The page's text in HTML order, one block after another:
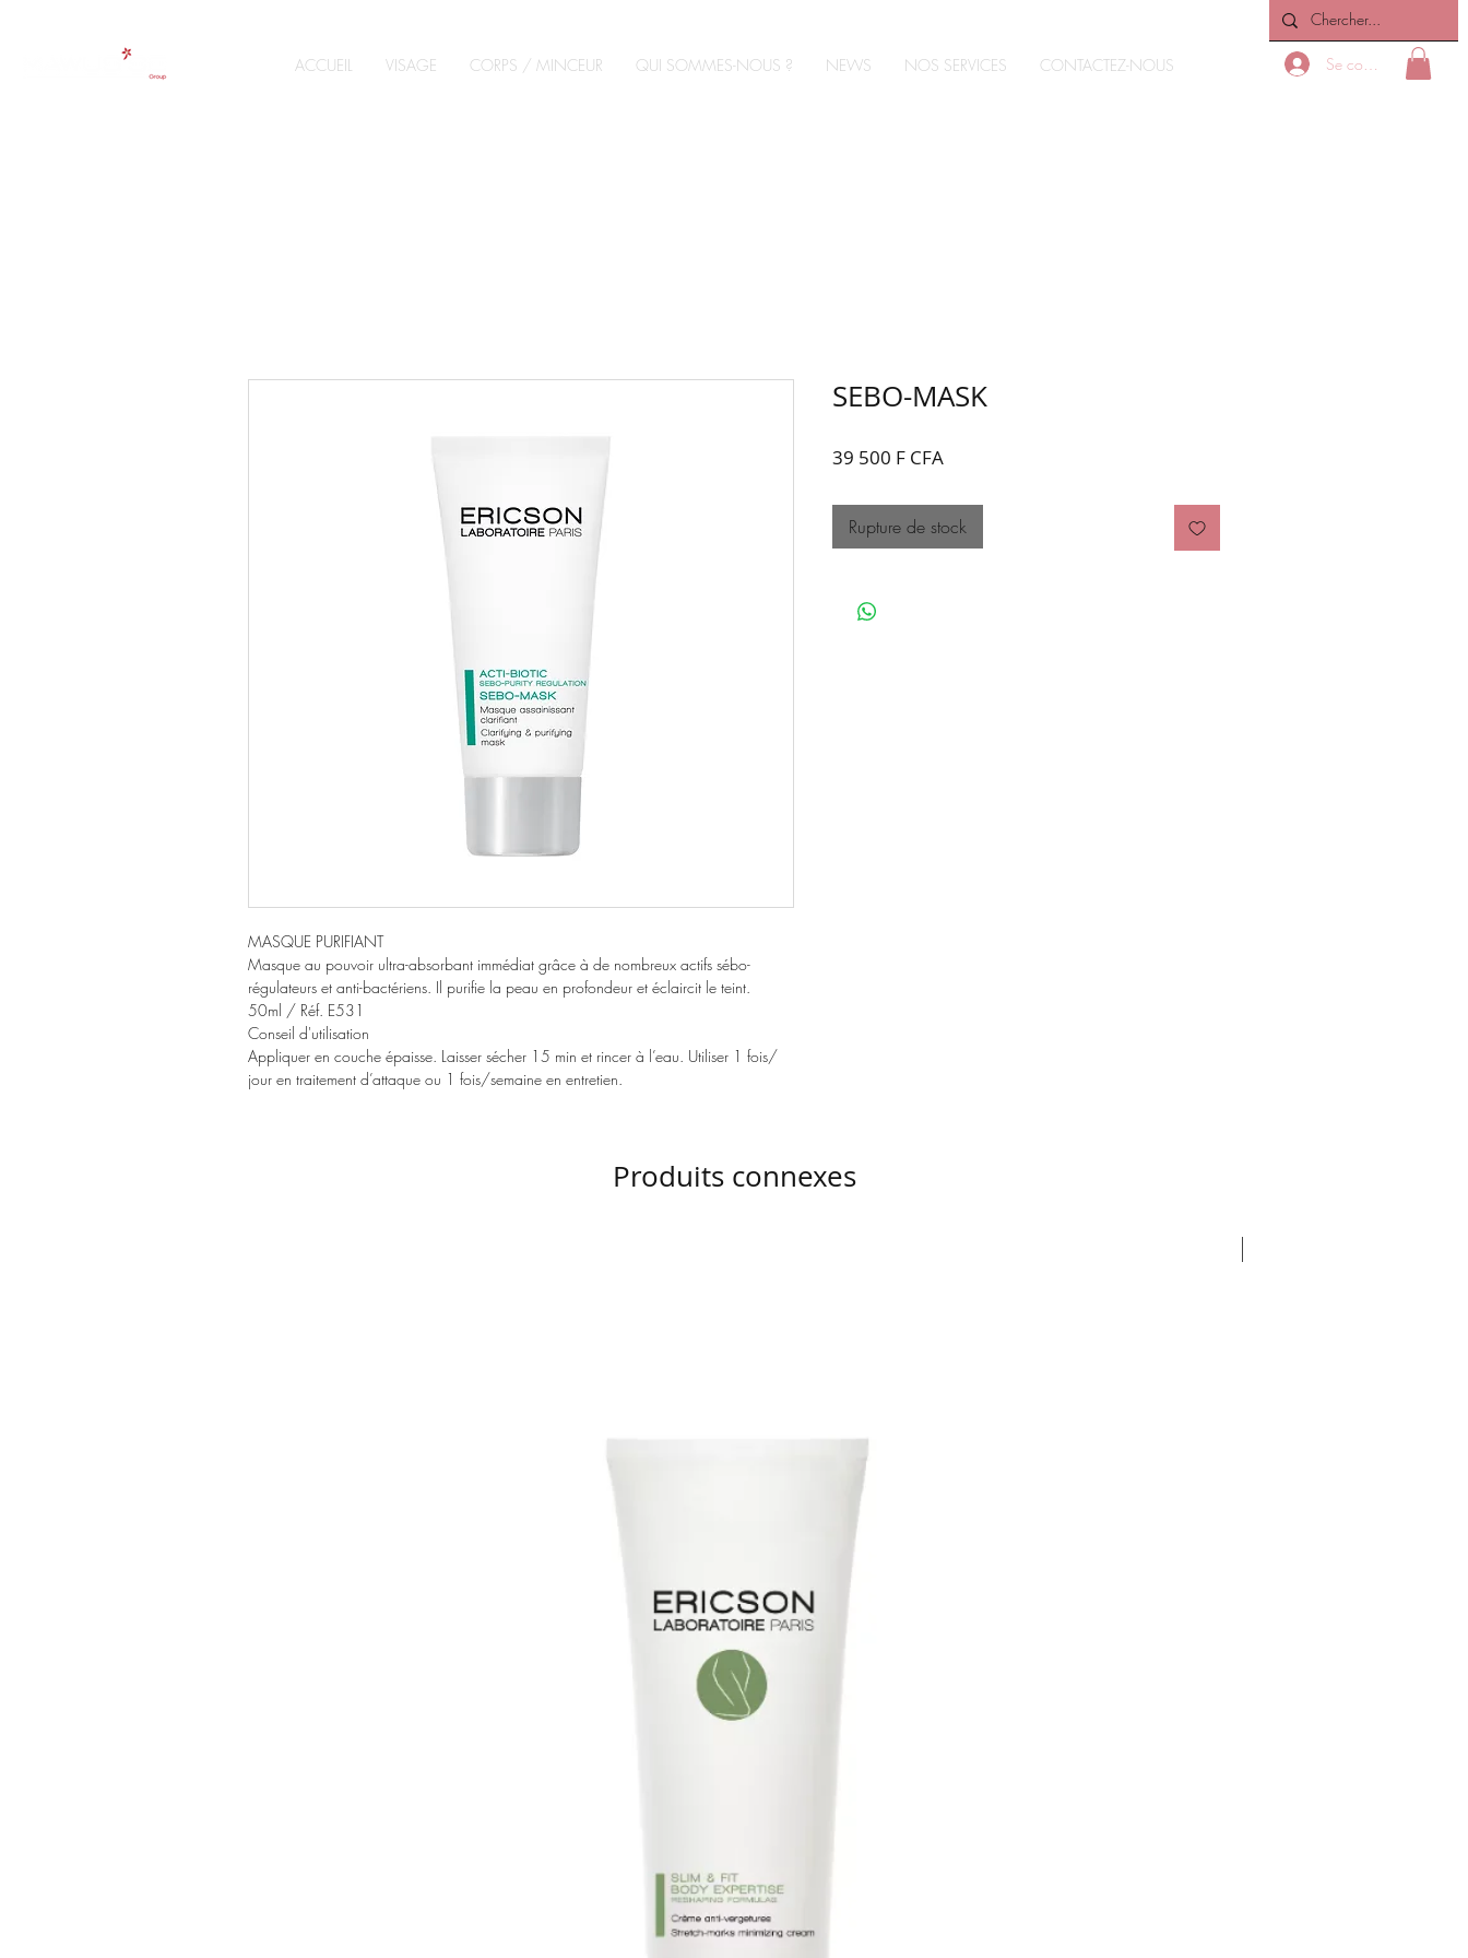
ACCUEIL VISAGE CORPS / MINCEUR QUI SOMMES-NOUS ? NEWS NOS SERVICES CONTACTEZ-NOUS Se connecter
MASQUE PURIFIANT
Masque au pouvoir ultra-absorbant immédiat grâce à de nombreux actifs sébo-
régulateurs et anti-bactériens. Il purifie la peau en profondeur et éclaircit le teint.
50ml / Réf. E531
Conseil d'utilisation
Appliquer en couche épaisse. Laisser sécher 15 min et rincer à l’eau. Utiliser 1 fois/
jour en traitement d’attaque ou 1 fois/semaine en entretien.
SEBO-MASK
39 500 F CFAPrix
Rupture de stock
Produits connexes